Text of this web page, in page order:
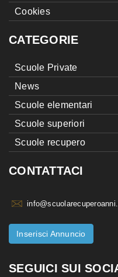
Cookies
CATEGORIE
Scuole Private
News
Scuole elementari
Scuole superiori
Scuole recupero
CONTATTACI
Inserisci Annuncio
SEGUICI SUI